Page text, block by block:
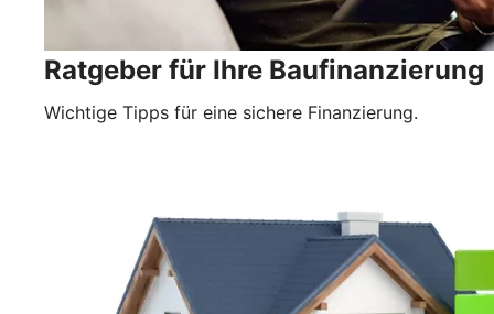
Ratgeber für Ihre Baufinanzierung
Wichtige Tipps für eine sichere Finanzierung.